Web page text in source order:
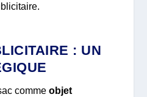
: UN
commeobjet